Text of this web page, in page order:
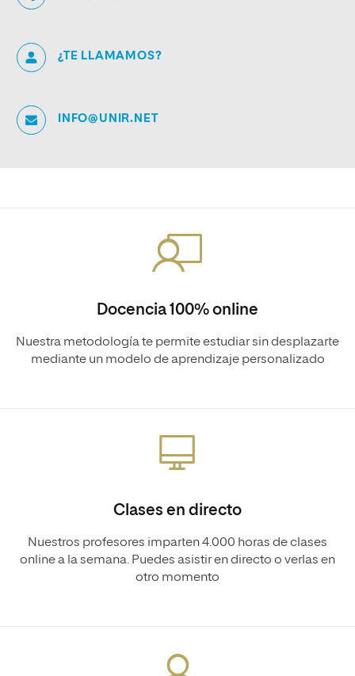
¿TE LLAMAMOS?
INFO@UNIR.NET
Docencia 100% online
Nuestra metodología te permite estudiar sin desplazarte
mediante un modelo de aprendizaje personalizado
Clases en directo
Nuestros profesores imparten 4.000 horas de clases
online a la semana. Puedes asistir en directo o verlas en
otro momento